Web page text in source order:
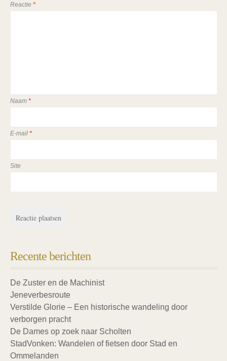
Reactie *
Naam *
E-mail *
Site
Recente berichten
De Zuster en de Machinist
Jeneverbesroute
Verstilde Glorie – Een historische wandeling door
verborgen pracht
De Dames op zoek naar Scholten
StadVonken: Wandelen of fietsen door Stad en
Ommelanden